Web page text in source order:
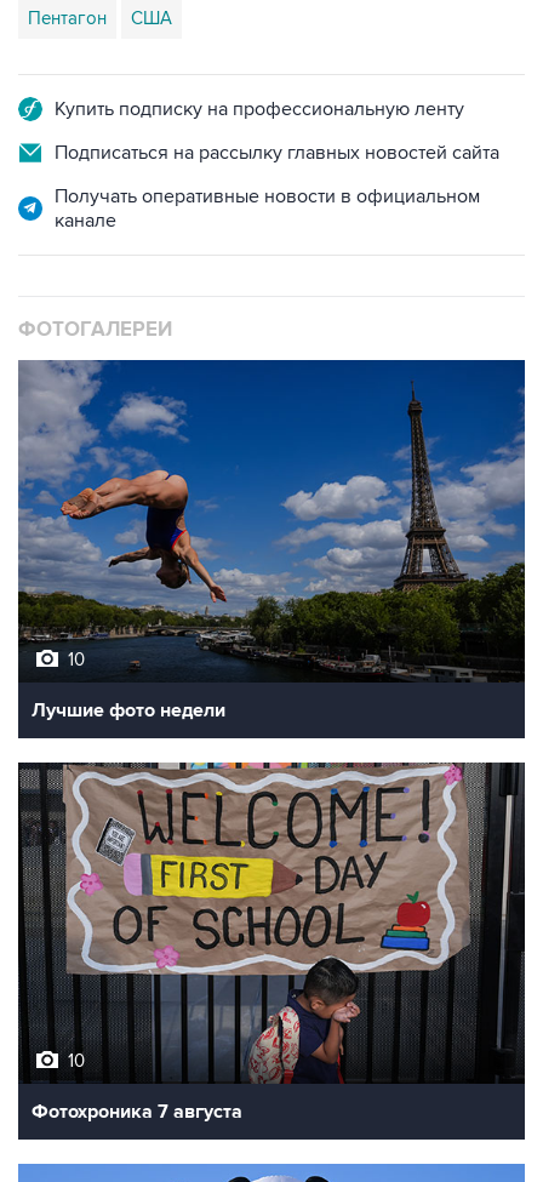
Пентагон США
Купить подписку на профессиональную ленту
Подписаться на рассылку главных новостей сайта
Получать оперативные новости в официальном
канале
ФОТОГАЛЕРЕИ
10
Лучшие фото недели
10
Фотохроника 7 августа